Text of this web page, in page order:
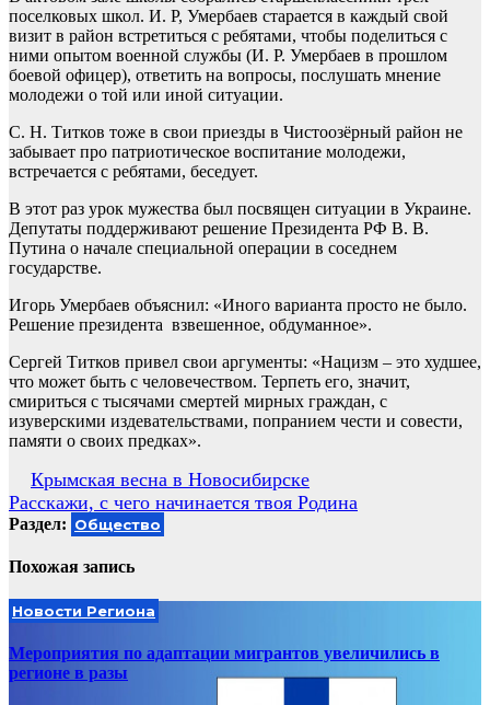
поселковых школ. И. Р, Умербаев старается в каждый свой
визит в район встретиться с ребятами, чтобы поделиться с
ними опытом военной службы (И. Р. Умербаев в прошлом
боевой офицер), ответить на вопросы, послушать мнение
молодежи о той или иной ситуации.
С. Н. Титков тоже в свои приезды в Чистоозёрный район не
забывает про патриотическое воспитание молодежи,
встречается с ребятами, беседует.
В этот раз урок мужества был посвящен ситуации в Украине.
Депутаты поддерживают решение Президента РФ В. В.
Путина о начале специальной операции в соседнем
государстве.
Игорь Умербаев объяснил: «Иного варианта просто не было.
Решение президента взвешенное, обдуманное».
Сергей Титков привел свои аргументы: «Нацизм – это худшее,
что может быть с человечеством. Терпеть его, значит,
смириться с тысячами смертей мирных граждан, с
изуверскими издевательствами, попранием чести и совести,
памяти о своих предках».
Навигация
по
записям
Крымская весна в Новосибирске
Расскажи, с чего начинается твоя Родина
Раздел: Общество
Похожая запись
Новости Региона
Мероприятия по адаптации мигрантов увеличились в
регионе в разы